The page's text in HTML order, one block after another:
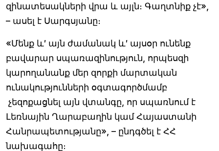
զինատեսակների վրա և այլն։ Գաղտնիք չէ»,
– ասել է Սարգսյանը։
«Մենք և′ այն ժամանակ և′ այսօր ունենք
բավարար սպառազինություն, որպեսզի
կարողանանք մեր զորքի մարտական
ունակությունների օգտագործմամբ
չեզոքացնել այն վտանգը, որ սպառնում է
Լեռնային Ղարաբաղին կամ Հայաստանի
Հանրապետությանը», – ընդգծել է ՀՀ
նախագահը։